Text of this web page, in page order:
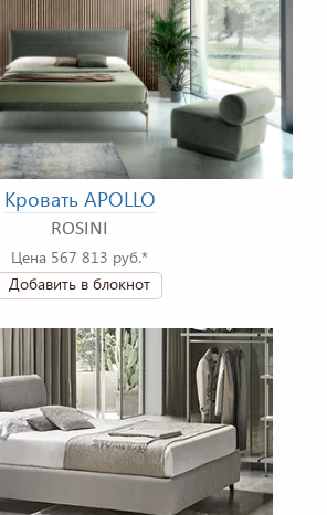
Кровать APOLLO
ROSINI
Цена 567 813 руб.*
Добавить в блокнот